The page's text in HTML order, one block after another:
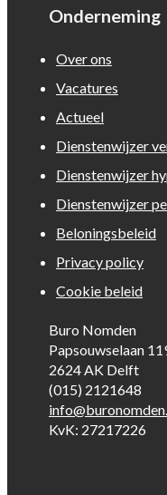
Onderneming
Over ons
Vacatures
Actueel
Dienstenwijzer
Dienstenwijzer
Dienstenwijzer
Beloningsbeleid
Privacy policy
Cookie beleid
Buro Nomden
Papsouwselaan
2624 AK Delft
(015) 2121648
KvK: 27217226